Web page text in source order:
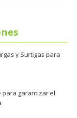
y Surtigas para
para garantizar el